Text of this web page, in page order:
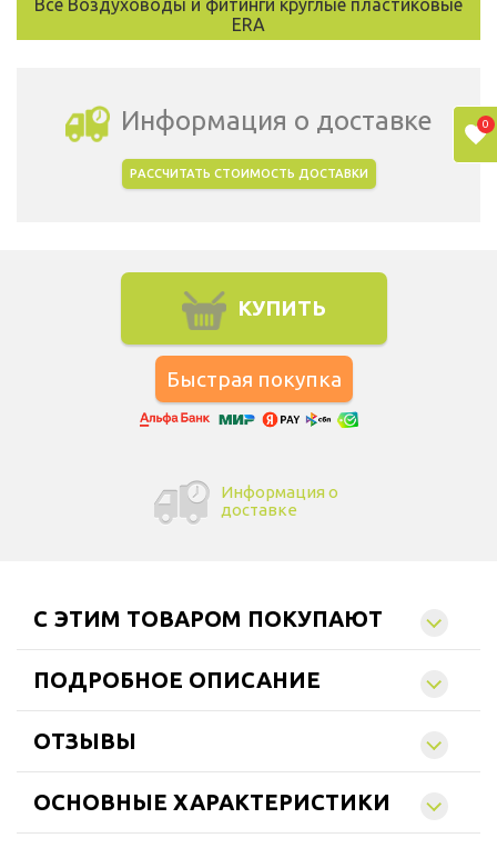
Все Воздуховоды и фитинги круглые пластиковые
ERA
Информация о доставке
РАССЧИТАТЬ СТОИМОСТЬ ДОСТАВКИ
КУПИТЬ
Информация о
доставке
C ЭТИМ ТОВАРОМ ПОКУПАЮТ
ПОДРОБНОЕ ОПИСАНИЕ
ОТЗЫВЫ
ОСНОВНЫЕ ХАРАКТЕРИСТИКИ
0